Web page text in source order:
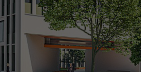
Get in touch
Cybersteel Inc.
376-293 City Road, Suite 600
San Francisco, CA 94102